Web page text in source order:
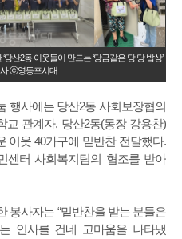
산2동 이웃들이 만드는 ‘당금같은 당 당 밥상’
ⓒ영등포시대
행사에는 당산2동 사회보장협의
교 관계자, 당산2동(동장 강용찬)
이웃 40가구에 밑반찬 전달했다.
센터 사회복지팀의 협조를 받아
봉사자는 “밑반찬을 받는 분들은
인사를 건네 고마움을 나타냈